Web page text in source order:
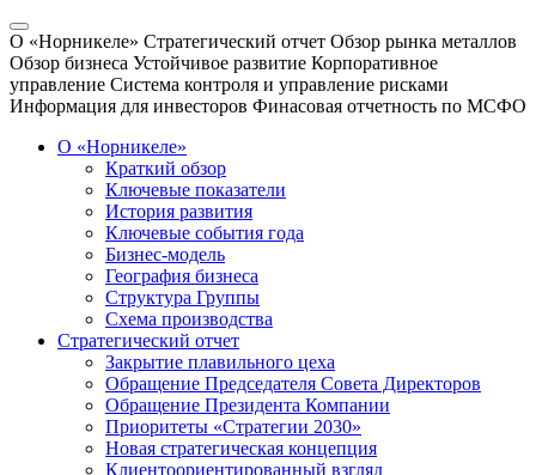
О «Норникеле» Стратегический отчет Обзор рынка металлов
Обзор бизнеса Устойчивое развитие Корпоративное
управление Система контроля и управление рисками
Информация для инвесторов Финасовая отчетность по МСФО
О «Норникеле»
Краткий обзор
Ключевые показатели
История развития
Ключевые события года
Бизнес-модель
География бизнеса
Структура Группы
Схема производства
Стратегический отчет
Закрытие плавильного цеха
Обращение Председателя Совета Директоров
Обращение Президента Компании
Приоритеты «Стратегии 2030»
Новая стратегическая концепция
Клиентоориентированный взгляд